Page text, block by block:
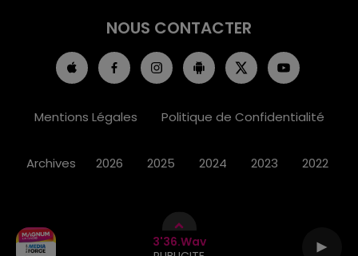
3'36.wav
NOUS CONTACTER
Mentions Légales Politique de Confidentialité
Archives 2026 2025 2024 2023 2022